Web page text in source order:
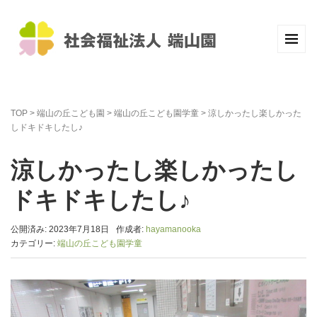
TOP > 端山の丘こども園 > 端山の丘こども園学童 > 涼しかったし楽しかった
しドキドキしたし♪
涼しかったし楽しかったし
ドキドキしたし♪
公開済み: 2023年7月18日 作成者: hayamanooka
カテゴリー: 端山の丘こども園学童